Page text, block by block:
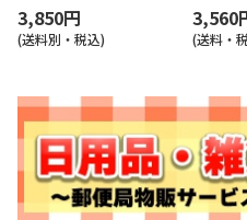
3,850円
(送料別・税込)
3,560
(送料・